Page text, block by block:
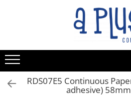
Benzi pentru etichete
Cartuse de cerneala
Cartuse toner
Colectoare toner rezidual
RDS07E5 Continuous
adhesive)